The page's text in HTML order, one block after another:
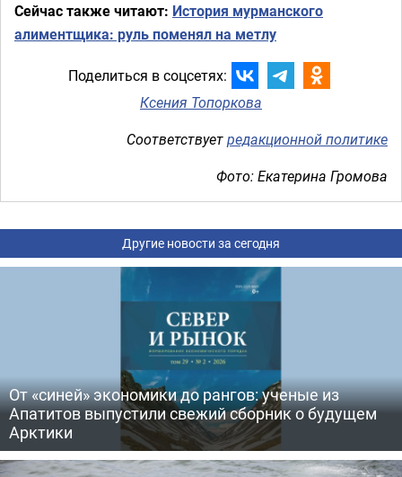
Сейчас также читают: История мурманского
алиментщика: руль поменял на метлу
Поделиться в соцсетях:
Ксения Топоркова
Соответствуетредакционной политике
Фото: Екатерина Громова
Другие новости за сегодня
От «синей» экономики до рангов: ученые из
Апатитов выпустили свежий сборник о будущем
Арктики